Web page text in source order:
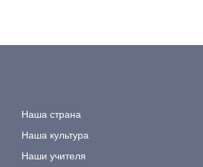
Наша страна
Наша культура
Наши учителя